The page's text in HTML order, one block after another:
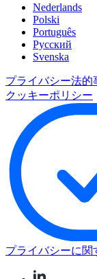
Nederlands
Polski
Português
Pусский
Svenska
プライバシー法的
クッキーポリシー
プライバシーに関